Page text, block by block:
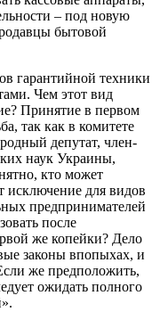
– под новую
бытовой
гарантийной техники
Чем этот вид
Принятие в первом
так как в комитете
депутат, член-
наук Украины,
кто может
исключение для видов
предпринимателей
после
же копейки? Дело
законы впопыхах, и
же предположить,
ожидать полного